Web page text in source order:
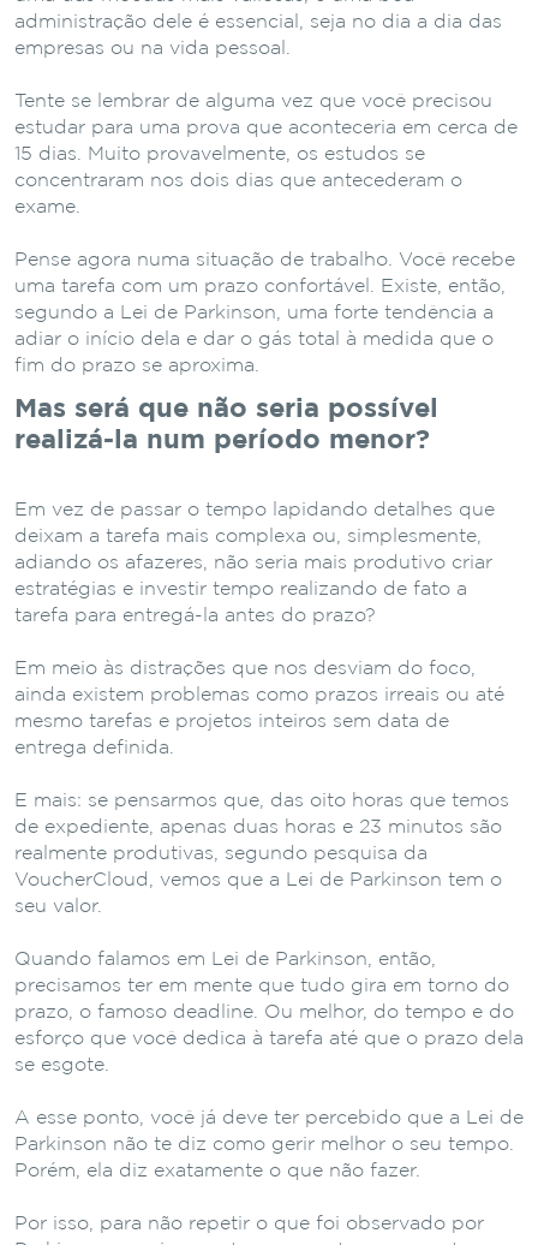
administração dele é essencial, seja no dia a dia das
empresas ou na vida pessoal.
Tente se lembrar de alguma vez que você precisou
estudar para uma prova que aconteceria em cerca de
15 dias. Muito provavelmente, os estudos se
concentraram nos dois dias que antecederam o
exame.
Pense agora numa situação de trabalho. Você recebe
uma tarefa com um prazo confortável. Existe, então,
segundo a Lei de Parkinson, uma forte tendência a
adiar o início dela e dar o gás total à medida que o
fim do prazo se aproxima.
Mas será que não seria possível
realizá-la num período menor?
Em vez de passar o tempo lapidando detalhes que
deixam a tarefa mais complexa ou, simplesmente,
adiando os afazeres, não seria mais produtivo criar
estratégias e investir tempo realizando de fato a
tarefa para entregá-la antes do prazo?
Em meio às distrações que nos desviam do foco,
ainda existem problemas como prazos irreais ou até
mesmo tarefas e projetos inteiros sem data de
entrega definida.
E mais: se pensarmos que, das oito horas que temos
de expediente, apenas duas horas e 23 minutos são
realmente produtivas, segundo pesquisa da
VoucherCloud, vemos que a Lei de Parkinson tem o
seu valor.
Quando falamos em Lei de Parkinson, então,
precisamos ter em mente que tudo gira em torno do
prazo, o famoso deadline. Ou melhor, do tempo e do
esforço que você dedica à tarefa até que o prazo dela
se esgote.
A esse ponto, você já deve ter percebido que a Lei de
Parkinson não te diz como gerir melhor o seu tempo.
Porém, ela diz exatamente o que não fazer.
Por isso, para não repetir o que foi observado por